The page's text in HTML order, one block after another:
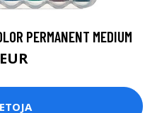
PERMANENT MEDIUM